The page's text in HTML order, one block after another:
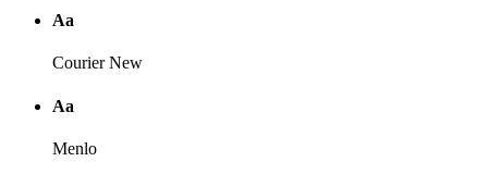
Аа
Courier New
Аа
Menlo